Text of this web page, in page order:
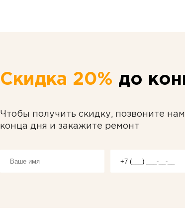
Скидка 20% до
Чтобы получить скидку, позвоните
конца дня и закажите ремонт